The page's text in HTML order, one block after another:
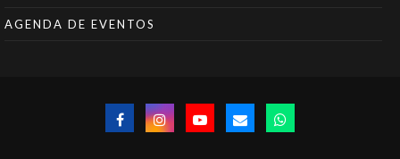
AGENDA DE EVENTOS